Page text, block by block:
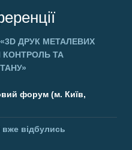
«3D ДРУК МЕТАЛЕВИХ
КОНТРОЛЬ ТА
форум (м. Київ,
вже відбулись